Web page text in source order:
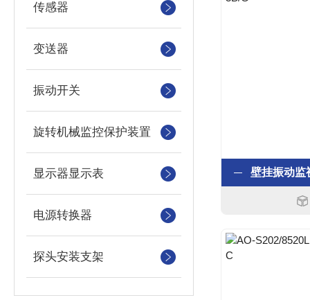
传感器
变送器
振动开关
旋转机械监控保护装置
显示器显示表
电源转换器
探头安装支架